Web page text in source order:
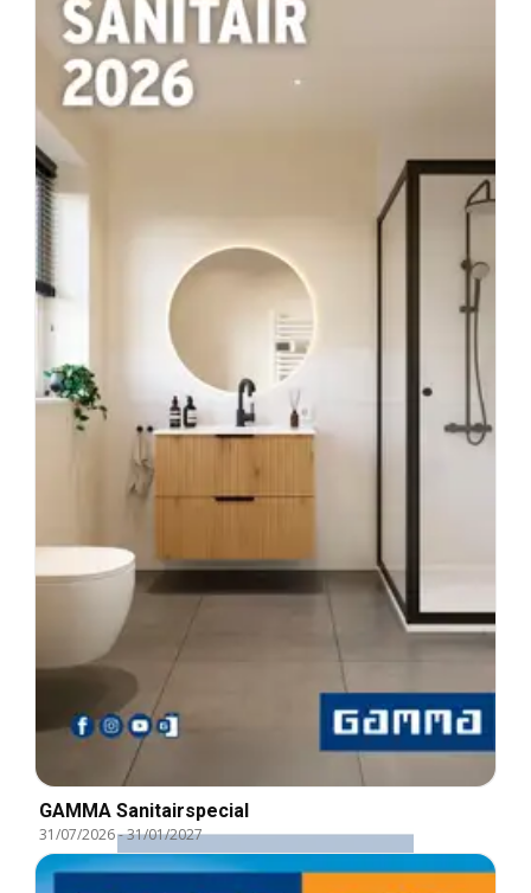
GAMMA Sanitairspecial
31/07/2026-31/01/2027